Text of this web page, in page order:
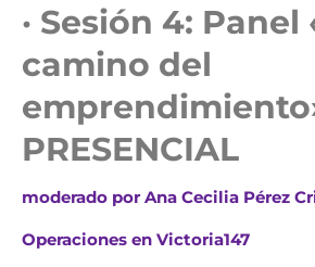
· Sesión 4: Panel
camino del
PRESENCIAL
moderado por Ana Cecilia Pérez
Operaciones en Victoria147